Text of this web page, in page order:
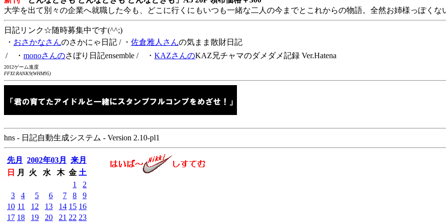
大学を出て別々の企業へ就職した今も、どこに行くにもいつも一緒な二人の今までとこれからの物語。全然お姉様っぽくな
日記リンク☆随時募集中です(^^;)
・ おさかなさんのさかにゃ日記 / ・ 佐倉雅人さんの気まま散財日記
/ ・ monoさんのさぼり日記ensemble / ・ KAZさんのKAZ兄チャマのダメダメ記録 Ver.Hatena
2012ゲーム進度
FFXI:RANK9(WHM95)
hns - 日記自動生成システム - Version 2.10-pl1
先月 2002年03月
来月
日
月 火 水 木 金 土
1
2
3
4 5 6 7 8
9
10 11 12 13 14 15 16
17 18 19 20 21 22 23